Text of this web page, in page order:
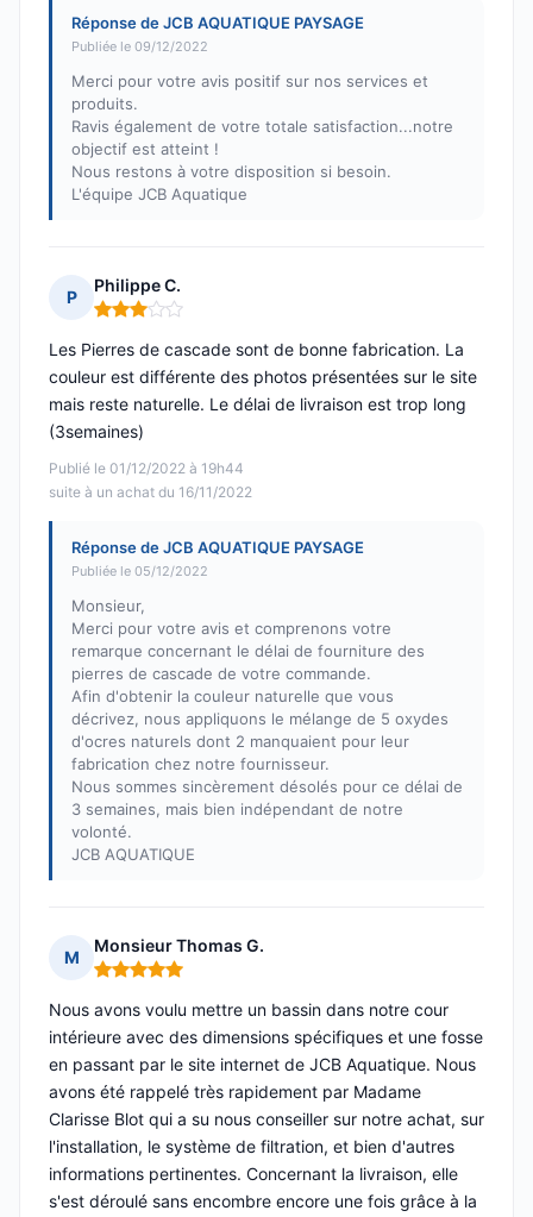
Réponse de JCB AQUATIQUE PAYSAGE
Publiée le 09/12/2022
Merci pour votre avis positif sur nos services et
produits.
Ravis également de votre totale satisfaction...notre
objectif est atteint !
Nous restons à votre disposition si besoin.
L'équipe JCB Aquatique
P
Philippe C.
Note : 3 sur 5
Publié le 01/12/2022 à 19h44
suite à un achat du 16/11/2022
Les Pierres de cascade sont de bonne fabrication. La
couleur est différente des photos présentées sur le site
mais reste naturelle. Le délai de livraison est trop long
(3semaines)
Réponse de JCB AQUATIQUE PAYSAGE
Publiée le 05/12/2022
Monsieur,
Merci pour votre avis et comprenons votre
remarque concernant le délai de fourniture des
pierres de cascade de votre commande.
Afin d'obtenir la couleur naturelle que vous
décrivez, nous appliquons le mélange de 5 oxydes
d'ocres naturels dont 2 manquaient pour leur
fabrication chez notre fournisseur.
Nous sommes sincèrement désolés pour ce délai de
3 semaines, mais bien indépendant de notre
volonté.
JCB AQUATIQUE
M
Monsieur Thomas G.
Note : 5 sur 5
Nous avons voulu mettre un bassin dans notre cour
intérieure avec des dimensions spécifiques et une fosse
en passant par le site internet de JCB Aquatique. Nous
avons été rappelé très rapidement par Madame
Clarisse Blot qui a su nous conseiller sur notre achat, sur
l'installation, le système de filtration, et bien d'autres
informations pertinentes. Concernant la livraison, elle
s'est déroulé sans encombre encore une fois grâce à la